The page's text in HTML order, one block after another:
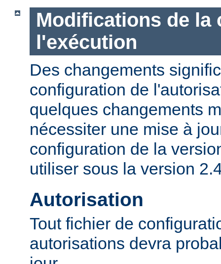
Modifications de la
l'exécution
Des changements
configuration de
quelques changements
nécessiter une mise à
configuration de la
utiliser sous la version
Autorisation
Tout fichier de
autorisations devra